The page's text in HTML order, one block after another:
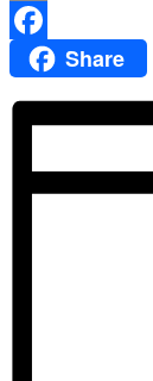
Email
FacebookShare